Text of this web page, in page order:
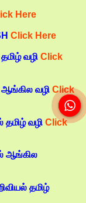
Here
Click Here
வழி Click
ஆங்கில வழி Click
தமிழ் வழி Click
ஆங்கில
தமிழ்